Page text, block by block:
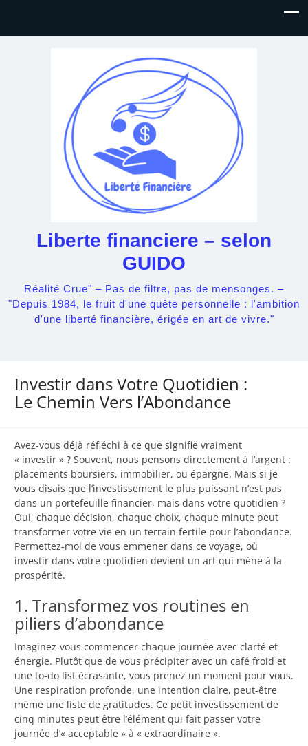
Liberte financiere – selon
GUIDO
Réalité Crue" – Pas de filtre, pas de mensonges. –
"Depuis 1984, le fruit d'une quête personnelle : l'ambition
d'une liberté financière, érigée en art de vivre."
Investir dans Votre Quotidien :
Le Chemin Vers l’Abondance
Avez-vous déjà réfléchi à ce que signifie vraiment
« investir » ? Souvent, nous pensons directement à l’argent :
placements boursiers, immobilier, ou épargne. Mais si je
vous disais que l’investissement le plus puissant n’est pas
dans un portefeuille financier, mais dans votre quotidien ?
Oui, chaque décision, chaque choix, chaque minute peut
transformer votre vie en un terrain fertile pour l’abondance.
Permettez-moi de vous emmener dans ce voyage, où
investir dans votre quotidien devient un art qui mène à la
prospérité.
1. Transformez vos routines en
piliers d’abondance
Imaginez-vous commencer chaque journée avec clarté et
énergie. Plutôt que de vous précipiter avec un café froid et
une to-do list écrasante, vous prenez un moment pour vous.
Une respiration profonde, une intention claire, peut-être
même une liste de gratitudes. Ce petit investissement de
cinq minutes peut être l’élément qui fait passer votre
journée d’« acceptable » à « extraordinaire ».